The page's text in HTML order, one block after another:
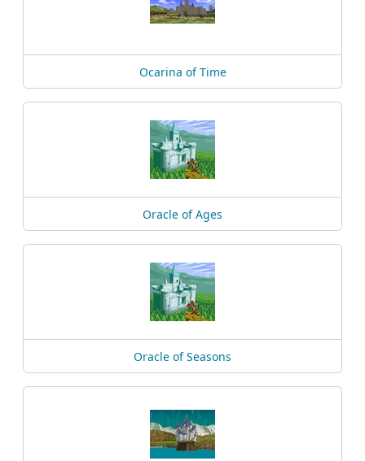
Ocarina of Time
Oracle of Ages
Oracle of Seasons